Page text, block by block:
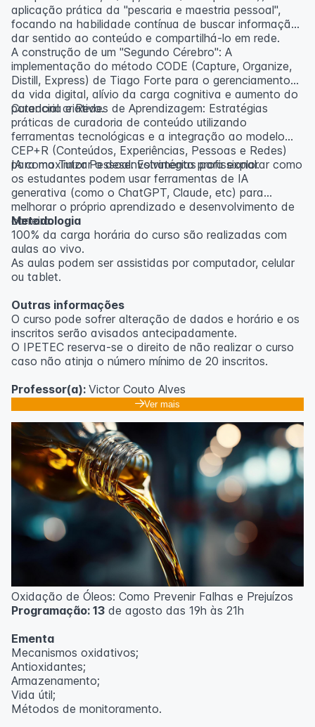
aplicação prática da "pescaria e maestria pessoal",
focando na habilidade contínua de buscar informação,
dar sentido ao conteúdo e compartilhá-lo em rede.
A construção de um "Segundo Cérebro": A
implementação do método CODE (Capture, Organize,
Distill, Express) de Tiago Forte para o gerenciamento
da vida digital, alívio da carga cognitiva e aumento do
potencial criativo.
Curadoria e Redes de Aprendizagem: Estratégias
práticas de curadoria de conteúdo utilizando
ferramentas tecnológicas e a integração ao modelo
CEP+R (Conteúdos, Experiências, Pessoas e Redes)
para maximizar o desenvolvimento profissional.
IA como Tutor Pessoal: Estratégias para explorar como
os estudantes podem usar ferramentas de IA
generativa (como o ChatGPT, Claude, etc) para
melhorar o próprio aprendizado e desenvolvimento de
carreira.
Metodologia
100% da carga horária do curso são realizadas com
aulas ao vivo.
As aulas podem ser assistidas por computador, celular
ou tablet.
Outras informações
O curso pode sofrer alteração de dados e horário e os
inscritos serão avisados ​​antecipadamente.
O IPETEC reserva-se o direito de não realizar o curso
caso não atinja o número mínimo de 20 inscritos.
Professor(a): Victor Couto Alves
Ver mais
Oxidação de Óleos: Como Prevenir Falhas e Prejuízos
Programação: 13 de agosto das 19h às 21h
Ementa
Mecanismos oxidativos;
Antioxidantes;
Armazenamento;
Vida útil;
Métodos de monitoramento.